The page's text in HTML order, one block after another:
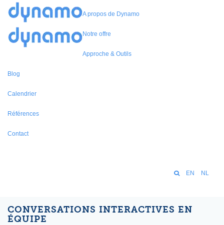
A propos de Dynamo
Notre offre
Approche & Outils
Blog
Calendrier
Références
Contact
EN NL
CONVERSATIONS INTERACTIVES EN
ÉQUIPE